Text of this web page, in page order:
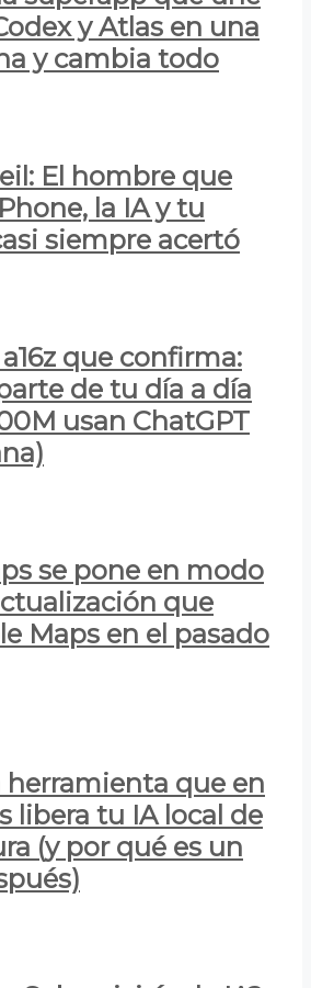
y Atlas en una
y cambia todo
El hombre que
la IA y tu
siempre acertó
que confirma:
de tu día a día
usan ChatGPT
se pone en modo
que
Maps en el pasado
herramienta que en
libera tu IA local de
(y por qué es un